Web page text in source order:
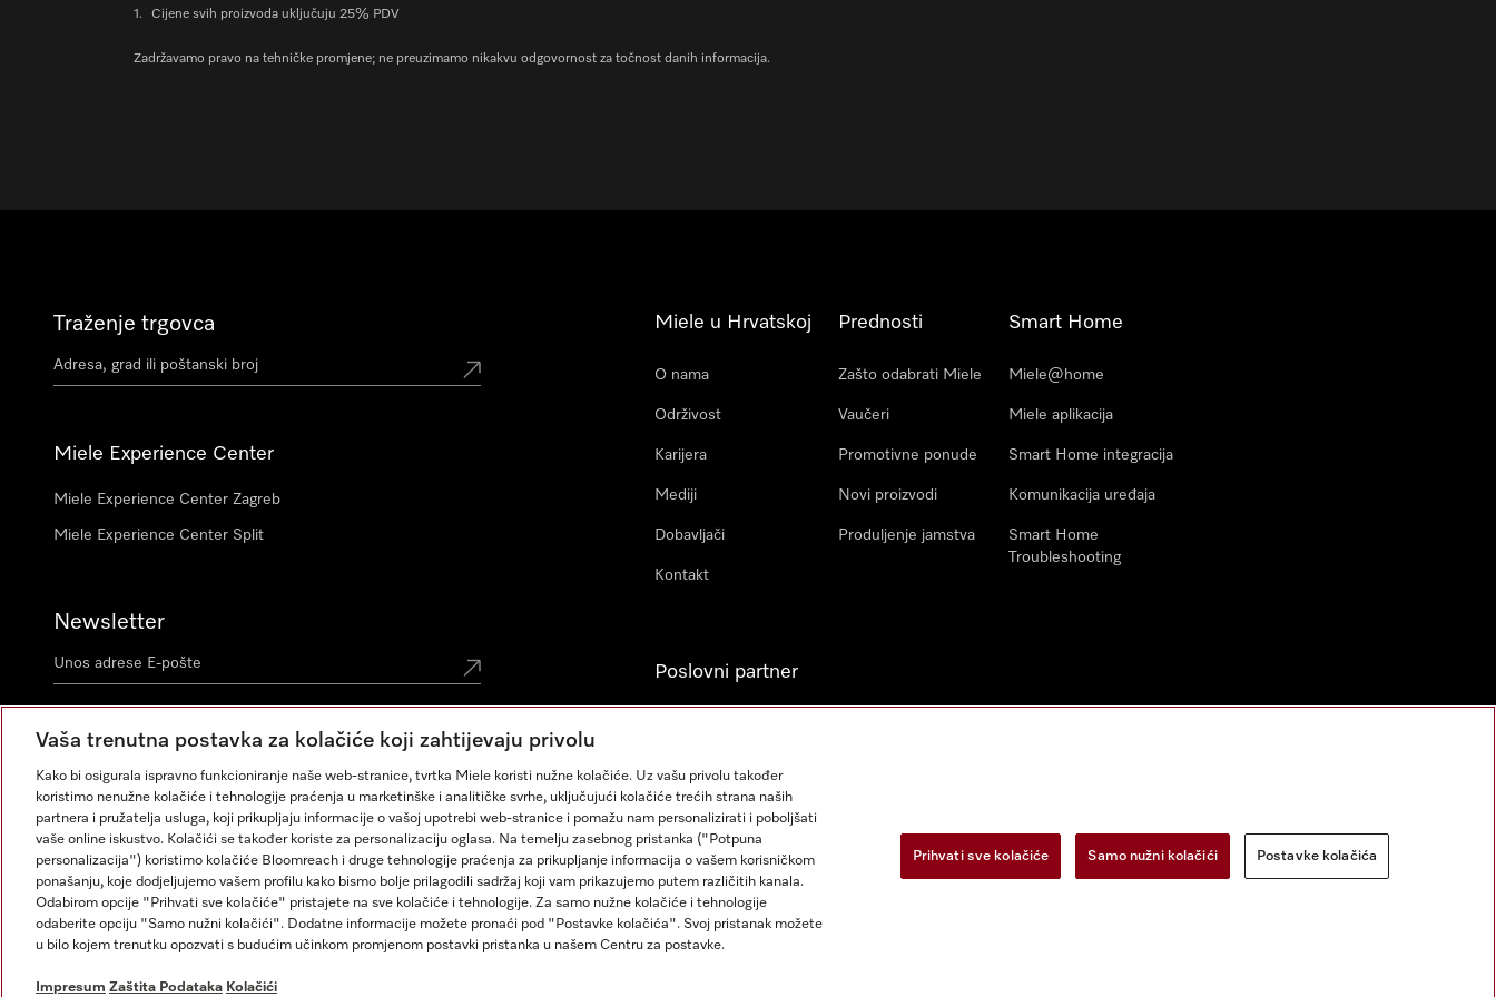
1. Cijene svih proizvoda uključuju 25% PDV
Zadržavamo pravo na tehničke promjene; ne preuzimamo nikakvu odgovornost za točnost danih informacija.
Traženje trgovca
Miele Experience Center
Miele Experience Center Zagreb
Miele Experience Center Split
Newsletter
Miele u Hrvatskoj
O nama
Održivost
Karijera
Mediji
Dobavljači
Kontakt
Prednosti
Zašto odabrati Miele
Vaučeri
Promotivne ponude
Novi proizvodi
Produljenje jamstva
Smart Home
Miele@home
Miele aplikacija
Smart Home integracija
Komunikacija uređaja
Smart Home
Troubleshooting
Poslovni partner
građevinskih radova
Impresum Opći uvjeti Zaštita podataka Uvjeti Korištenja Izjava o pristupačnosti
Vaša trenutna postavka za kolačiće koji zahtijevaju privolu
Kako bi osigurala ispravno funkcioniranje naše web-stranice, tvrtka Miele koristi nužne kolačiće. Uz vašu privolu također
koristimo nenužne kolačiće i tehnologije praćenja u marketinške i analitičke svrhe, uključujući kolačiće trećih strana naših
partnera i pružatelja usluga, koji prikupljaju informacije o vašoj upotrebi web-stranice i pomažu nam personalizirati i poboljšati
vaše online iskustvo. Kolačići se također koriste za personalizaciju oglasa. Na temelju zasebnog pristanka ("Potpuna
personalizacija") koristimo kolačiće Bloomreach i druge tehnologije praćenja za prikupljanje informacija o vašem korisničkom
ponašanju, koje dodjeljujemo vašem profilu kako bismo bolje prilagodili sadržaj koji vam prikazujemo putem različitih kanala.
Odabirom opcije "Prihvati sve kolačiće" pristajete na sve kolačiće i tehnologije. Za samo nužne kolačiće i tehnologije
odaberite opciju "Samo nužni kolačići". Dodatne informacije možete pronaći pod "Postavke kolačića". Svoj pristanak možete
u bilo kojem trenutku opozvati s budućim učinkom promjenom postavki pristanka u našem Centru za postavke.
Impresum Zaštita Podataka Kolačići
Prihvati sve kolačiće Samo nužni kolačići Postavke kolačića